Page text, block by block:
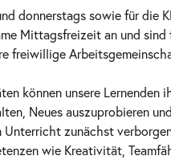
donnerstags sowie für die
Mittagsfreizeit an und
freiwillige
können unsere
Neues auszuprobieren
zunächst
wie Kreativität,